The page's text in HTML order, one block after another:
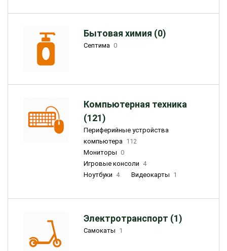
Бытовая химия (0)
Септима 0
Компьютерная техника
(121)
Периферийные устройства
компьютера 112
Мониторы 0
Игровые консоли 4
Ноутбуки 4 Видеокарты 1
Электротранспорт (1)
Самокаты 1